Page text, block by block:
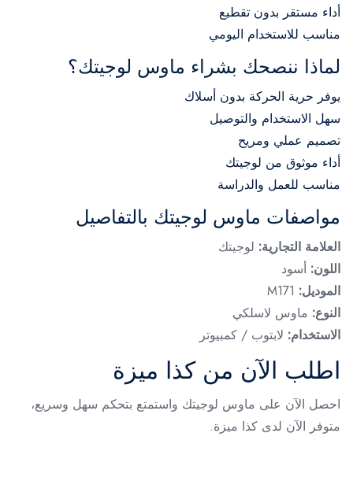
أداء مستقر بدون تقطيع
مناسب للاستخدام اليومي
لماذا ننصحك بشراء ماوس لوجيتك؟
يوفر حرية الحركة بدون أسلاك
سهل الاستخدام والتوصيل
تصميم عملي ومريح
أداء موثوق من لوجيتك
مناسب للعمل والدراسة
مواصفات ماوس لوجيتك بالتفاصيل
العلامة التجارية: لوجيتك
اللون: أسود
الموديل: M171
النوع: ماوس لاسلكي
الاستخدام: لابتوب / كمبيوتر
اطلب الآن من كذا ميزة
احصل الآن على ماوس لوجيتك واستمتع بتحكم سهل وسريع،
متوفر الآن لدى كذا ميزة.